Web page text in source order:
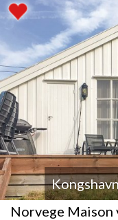
Norvege Maison